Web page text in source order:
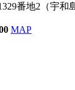
番地2（宇和
MAP